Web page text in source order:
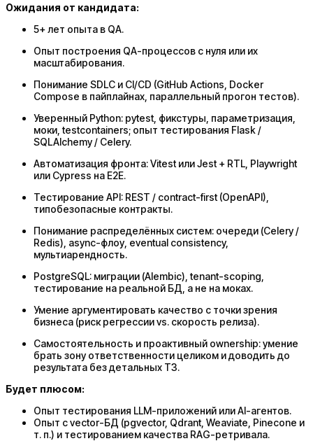
Ожидания от кандидата:
5+ лет опыта в QA.
Опыт построения QA-процессов с нуля или их
масштабирования.
Понимание SDLC и CI/CD (GitHub Actions, Docker
Compose в пайплайнах, параллельный прогон тестов).
Уверенный Python: pytest, фикстуры, параметризация,
моки, testcontainers; опыт тестирования Flask /
SQLAlchemy / Celery.
Автоматизация фронта: Vitest или Jest + RTL, Playwright
или Cypress на E2E.
Тестирование API: REST / contract-first (OpenAPI),
типобезопасные контракты.
Понимание распределённых систем: очереди (Celery /
Redis), async-флоу, eventual consistency,
мультиарендность.
PostgreSQL: миграции (Alembic), tenant-scoping,
тестирование на реальной БД, а не на моках.
Умение аргументировать качество с точки зрения
бизнеса (риск регрессии vs. скорость релиза).
Самостоятельность и проактивный ownership: умение
брать зону ответственности целиком и доводить до
результата без детальных ТЗ.
Будет плюсом:
Опыт тестирования LLM-приложений или AI-агентов.
Опыт с vector-БД (pgvector, Qdrant, Weaviate, Pinecone и
т. п.) и тестированием качества RAG-ретривала.